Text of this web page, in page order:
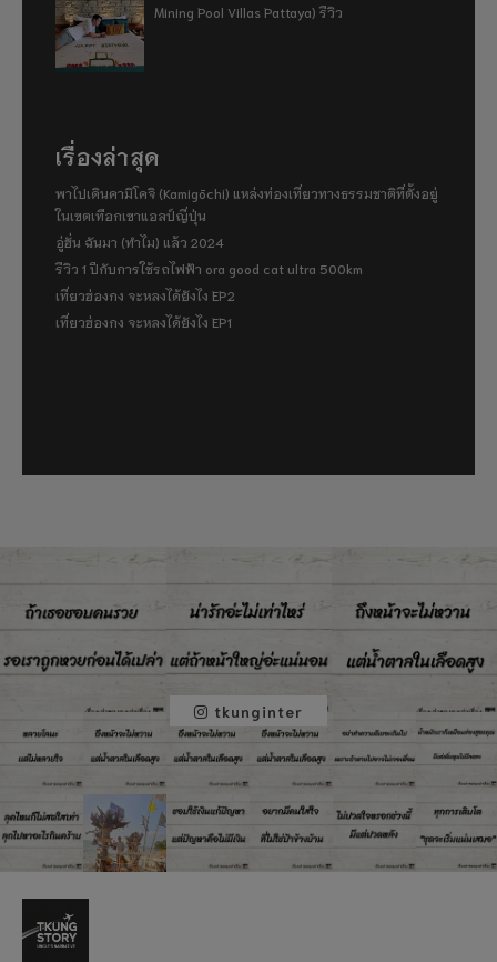
Mining Pool Villas Pattaya) รีวิว
เรื่องล่าสุด
พาไปเดินคามิโคจิ (Kamigōchi) แหล่งท่องเที่ยวทางธรรมชาติที่ตั้งอยู่
ในเขตเทือกเขาแอลป์ญี่ปุ่น
อู่ฮั่น ฉันมา (ทำไม) แล้ว 2024
รีวิว 1 ปีกับการใช้รถไฟฟ้า ora good cat ultra 500km
เที่ยวฮ่องกง จะหลงได้ยังไง EP2
เที่ยวฮ่องกง จะหลงได้ยังไง EP1
tkunginter